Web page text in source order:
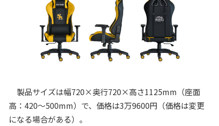
製品サイズは幅720×奥行720×高さ1125mm（座面
高：420～500mm）で、価格は3万9600円（価格は変更
になる場合がある）。